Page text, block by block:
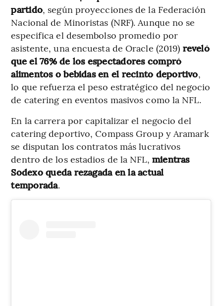
partido, según proyecciones de la Federación
Nacional de Minoristas (NRF). Aunque no se
especifica el desembolso promedio por
asistente, una encuesta de Oracle (2019) reveló
que el 76% de los espectadores compró
alimentos o bebidas en el recinto deportivo,
lo que refuerza el peso estratégico del negocio
de catering en eventos masivos como la NFL.
En la carrera por capitalizar el negocio del
catering deportivo, Compass Group y Aramark
se disputan los contratos más lucrativos
dentro de los estadios de la NFL, mientras
Sodexo queda rezagada en la actual
temporada.